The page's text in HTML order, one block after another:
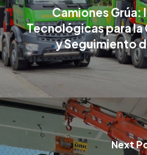
Camiones Grúa:
Tecnológicas para
y Seguimiento
Next